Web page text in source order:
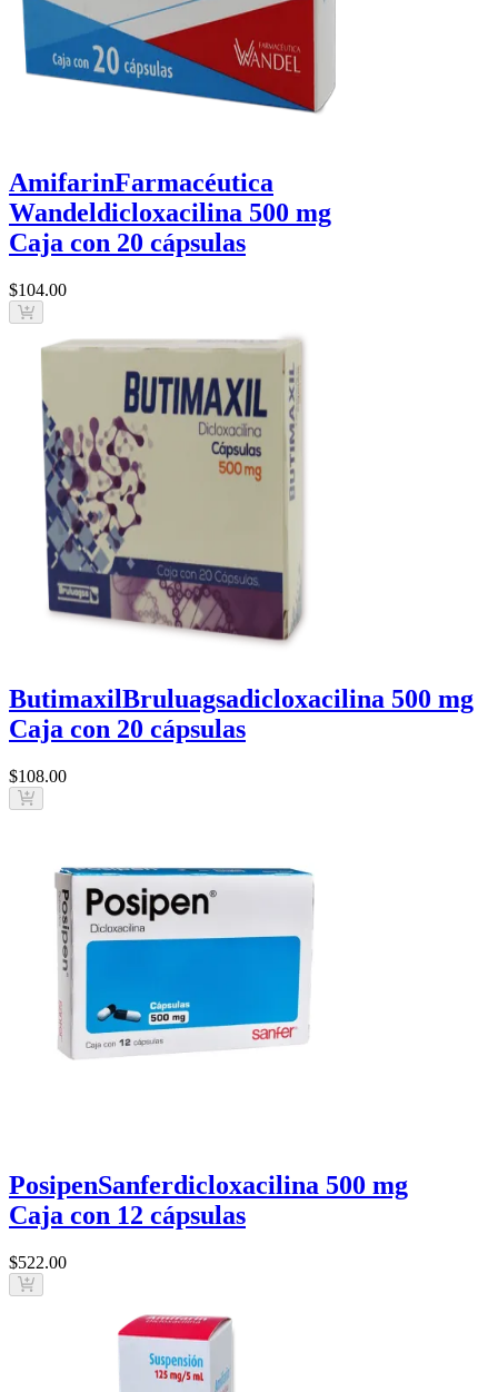
AmifarinFarmacéutica
Wandeldicloxacilina 500 mg
Caja con 20 cápsulas
$104.00
ButimaxilBruluagsadicloxacilina 500 mg
Caja con 20 cápsulas
$108.00
PosipenSanferdicloxacilina 500 mg
Caja con 12 cápsulas
$522.00